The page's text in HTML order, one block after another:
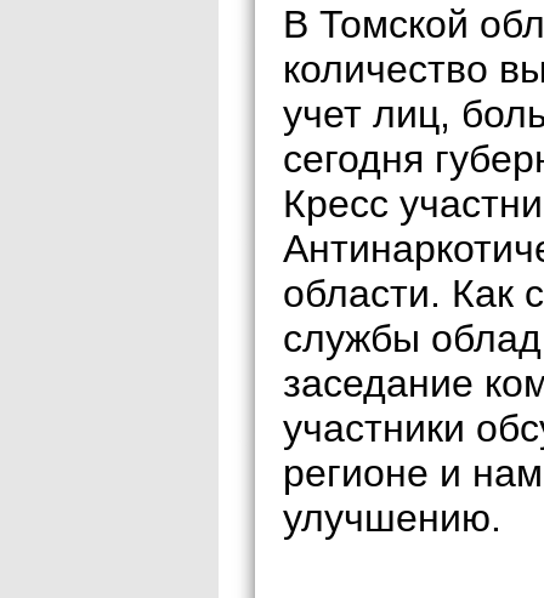
В Томской
количество
учет лиц,
сегодня
Кресс
области. Как
службы
заседание
участники
регионе и
улучшению.